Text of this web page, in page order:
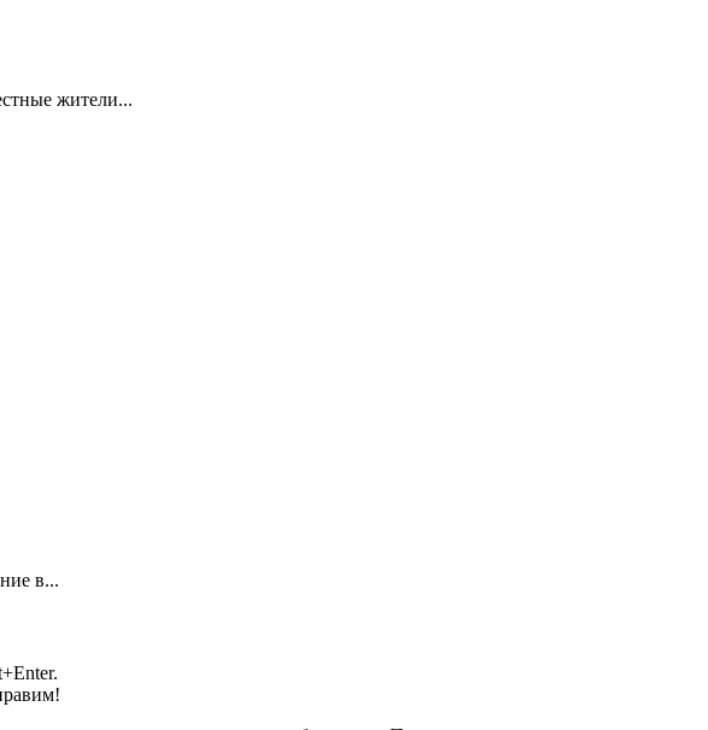
жители...
в...